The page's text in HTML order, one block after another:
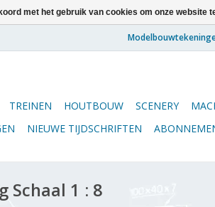
TREINEN HOUTBOUW SCENERY
NIEUWE TIJDSCHRIFTEN
Schaal 1 : 8
met het gebruik van cookies om onze website